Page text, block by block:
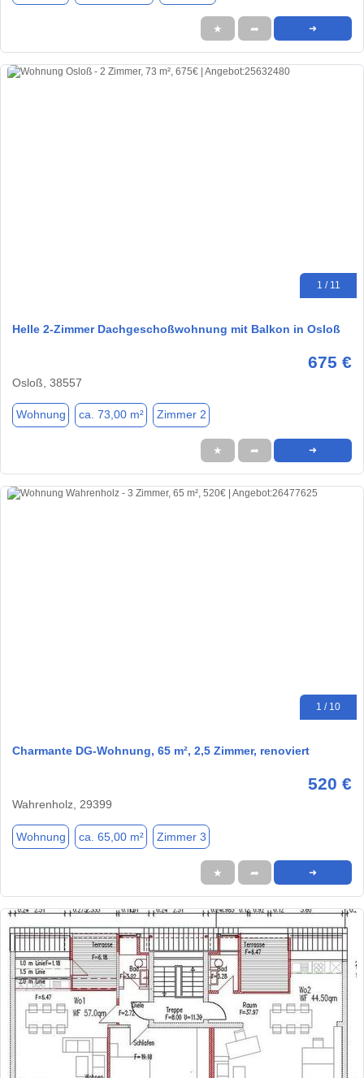
★ ➦ ➜
1 / 11
Helle 2-Zimmer Dachgeschoßwohnung mit Balkon in Osloß
675 €
Osloß, 38557
Wohnung ca. 73,00 m² Zimmer 2
★ ➦ ➜
1 / 10
Charmante DG-Wohnung, 65 m², 2,5 Zimmer, renoviert
520 €
Wahrenholz, 29399
Wohnung ca. 65,00 m² Zimmer 3
★ ➦ ➜